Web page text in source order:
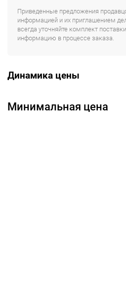
Приведенные предложения
информацией и их приглашением
всегда уточняйте комплект
информацию в процессе заказа.
Динамика цены
Минимальная цена